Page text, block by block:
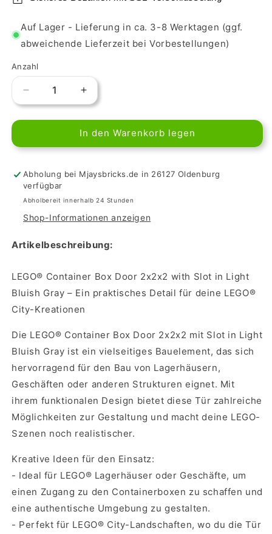
Auf Lager - Lieferung in ca. 3-8 Werktagen (ggf.
abweichende Lieferzeit bei Vorbestellungen)
Anzahl
Verringere
die
Menge
LEGO
Box
Door
2x2x2
Slot
Light
Gray
Erhöhe
die
Menge
für
LEGO
Box
2x2x2
Slot
Light
Gray
In den Warenkorb legen
Abholung bei Mjaysbricks.de in 26127 Oldenburg
verfügbar
Abholbereit innerhalb 24 Stunden
Shop-Informationen anzeigen
Artikelbeschreibung:
LEGO® Container Box Door 2x2x2 with Slot in Light
Bluish Gray – Ein praktisches Detail für deine LEGO®
City-Kreationen
Die LEGO® Container Box Door 2x2x2 mit Slot in Light
Bluish Gray ist ein vielseitiges Bauelement, das sich
hervorragend für den Bau von Lagerhäusern,
Geschäften oder anderen Strukturen eignet. Mit
ihrem funktionalen Design bietet diese Tür zahlreiche
Möglichkeiten zur Gestaltung und macht deine LEGO-
Szenen noch realistischer.
Kreative Ideen für den Einsatz:
- Ideal für LEGO® Lagerhäuser oder Geschäfte, um
einen Zugang zu den Containerboxen zu schaffen und
eine authentische Umgebung zu gestalten.
- Perfekt für LEGO® City-Landschaften, wo du die Tür